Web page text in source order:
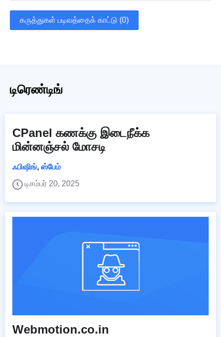
கருத்துகள் படிவத்தைக் காட்டு (0)
டிரெண்டிங்
CPanel கணக்கு இடைநீக்க
மின்னஞ்சல் மோசடி
ஃபிஷிங், ஸ்பேம்
டிசம்பர் 20, 2025
Webmotion.co.in